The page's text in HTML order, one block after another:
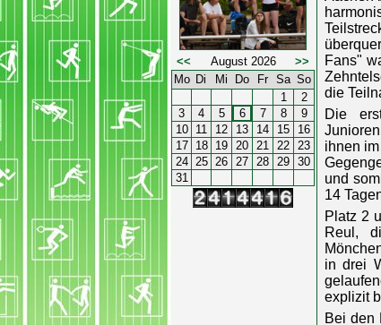
<< >>
August 2026
Mo Di Mi Do Fr Sa So
1
2
3
4 5 6 7 8
9
10
11 12 13 14 15
16
17
18 19 20 21 22 23
24 25 26 27 28 29 30
31
Fans"
die
Die
ihnen
und
14
Platz 2
Reul,
in drei
explizit
Bei den